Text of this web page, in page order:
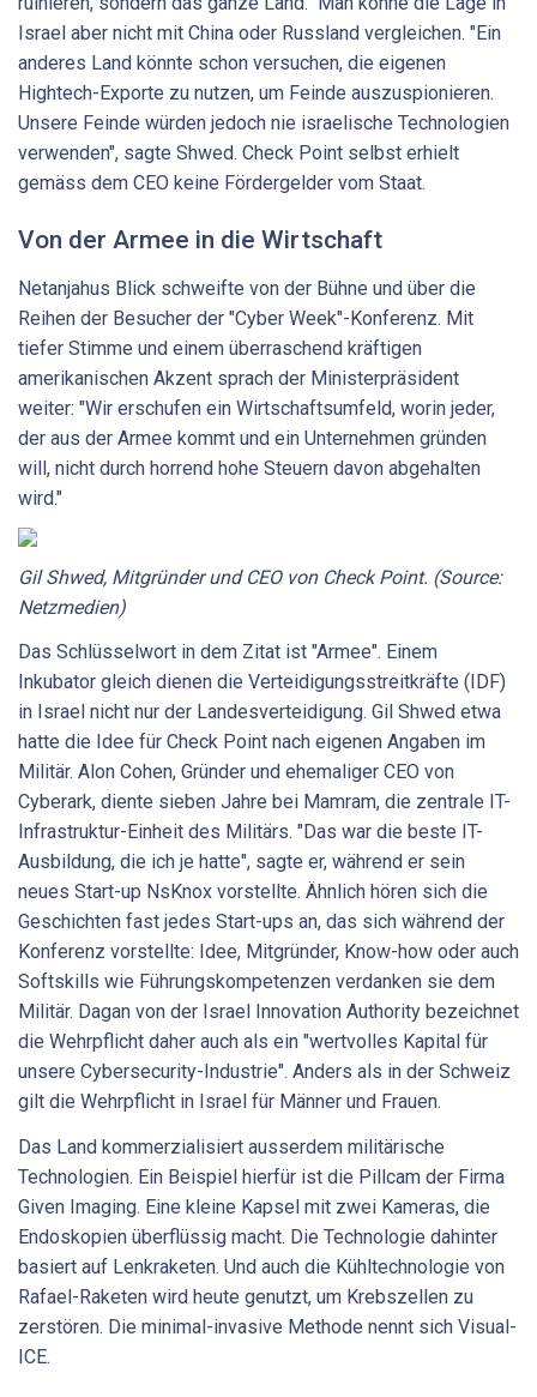
Israel aber nicht mit China oder Russland vergleichen. "Ein
anderes Land könnte schon versuchen, die eigenen
Hightech-Exporte zu nutzen, um Feinde auszuspionieren.
Unsere Feinde würden jedoch nie israelische Technologien
verwenden", sagte Shwed. Check Point selbst erhielt
gemäss dem CEO keine Fördergelder vom Staat.
Von der Armee in die Wirtschaft
Netanjahus Blick schweifte von der Bühne und über die
Reihen der Besucher der "Cyber Week"-Konferenz. Mit
tiefer Stimme und einem überraschend kräftigen
amerikanischen Akzent sprach der Ministerpräsident
weiter: "Wir erschufen ein Wirtschaftsumfeld, worin jeder,
der aus der Armee kommt und ein Unternehmen gründen
will, nicht durch horrend hohe Steuern davon abgehalten
wird."
Gil Shwed, Mitgründer und CEO von Check Point. (Source:
Netzmedien)
Das Schlüsselwort in dem Zitat ist "Armee". Einem
Inkubator gleich dienen die Verteidigungsstreitkräfte (IDF)
in Israel nicht nur der Landesverteidigung. Gil Shwed etwa
hatte die Idee für Check Point nach eigenen Angaben im
Militär. Alon Cohen, Gründer und ehemaliger CEO von
Cyberark, diente sieben Jahre bei Mamram, die zentrale IT-
Infrastruktur-Einheit des Militärs. "Das war die beste IT-
Ausbildung, die ich je hatte", sagte er, während er sein
neues Start-up NsKnox vorstellte. Ähnlich hören sich die
Geschichten fast jedes Start-ups an, das sich während der
Konferenz vorstellte: Idee, Mitgründer, Know-how oder auch
Softskills wie Führungskompetenzen verdanken sie dem
Militär. Dagan von der Israel Innovation Authority bezeichnet
die Wehrpflicht daher auch als ein "wertvolles Kapital für
unsere Cybersecurity-Industrie". Anders als in der Schweiz
gilt die Wehrpflicht in Israel für Männer und Frauen.
Das Land kommerzialisiert ausserdem militärische
Technologien. Ein Beispiel hierfür ist die Pillcam der Firma
Given Imaging. Eine kleine Kapsel mit zwei Kameras, die
Endoskopien überflüssig macht. Die Technologie dahinter
basiert auf Lenkraketen. Und auch die Kühltechnologie von
Rafael-Raketen wird heute genutzt, um Krebszellen zu
zerstören. Die minimal-invasive Methode nennt sich Visual-
ICE.